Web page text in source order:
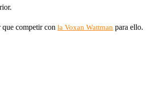
que competir con la Voxan Wattman para ello.